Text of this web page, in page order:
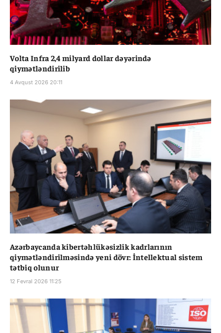
Volta Infra 2,4 milyard dollar dəyərində
qiymətləndirilib
4 Avqust 2026 20:11
Azərbaycanda kibertəhlükəsizlik kadrlarının
qiymətləndirilməsində yeni dövr: İntellektual sistem
tətbiq olunur
12 Fevral 2026 11:25